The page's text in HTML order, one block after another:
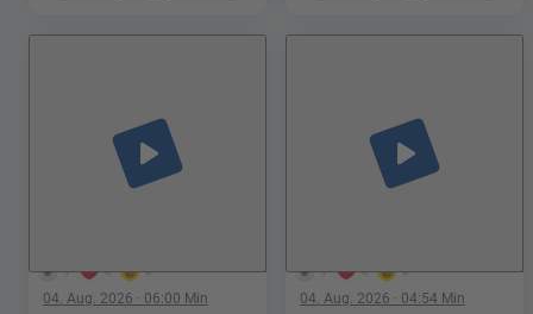
1 0 0
play_arrow
04. Aug. 2026 · 06:00 Min
1 0 0
play_arrow
04. Aug. 2026 · 04:54 Min